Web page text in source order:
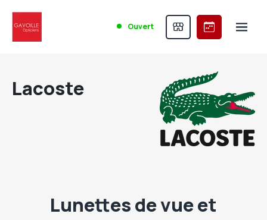
Ouvert
Lacoste
Lunettes de vue et